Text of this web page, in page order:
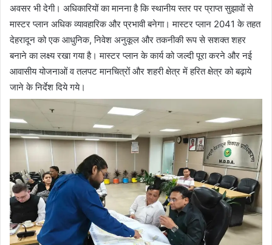
अवसर भी देगी। अधिकारियों का मानना है कि स्थानीय स्तर पर प्राप्त सुझावों से
मास्टर प्लान अधिक व्यावहारिक और प्रभावी बनेगा। मास्टर प्लान 2041 के तहत
देहरादून को एक आधुनिक, निवेश अनुकूल और तकनीकी रूप से सशक्त शहर
बनाने का लक्ष्य रखा गया है। मास्टर प्लान के कार्य को जल्दी पूरा करने और नई
आवासीय योजनाओं व तलपट मानचित्रों और शहरी क्षेत्र में हरित क्षेत्र को बढ़ाये
जाने के निर्देश दिये गये।